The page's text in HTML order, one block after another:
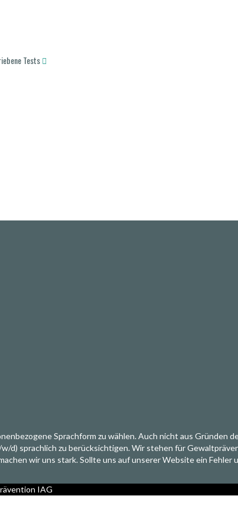
Tests
Sprachform zu wählen. Auch nicht aus Gründen
d) sprachlich zu berücksichtigen. Wir stehen für
wir uns stark. Sollte uns auf unserer Website ein
IAG